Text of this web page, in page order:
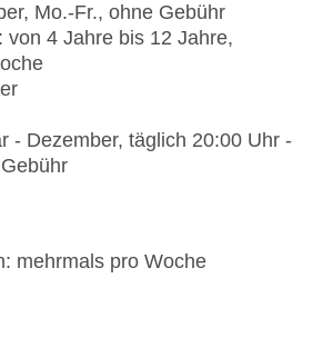
Mo.-Fr., ohne Gebühr
von 4 Jahre bis 12 Jahre,
- Dezember, täglich 20:00 Uhr -
mehrmals pro Woche